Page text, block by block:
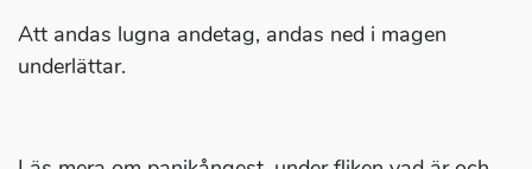
Att andas lugna andetag, andas ned i magen
underlättar.